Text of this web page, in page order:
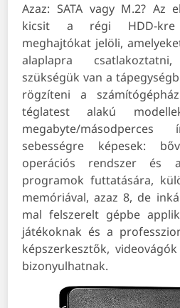
Azaz: SATA vagy M.2? Az
kicsit a régi HDD-kre
meghajtókat jelöli,
alaplapra
szükségük van a
rögzíteni a
téglatest alakú
megabyte/
sebességre képesek:
operációs rendszer és
programok futtatására,
memóriával, azaz 8, de
mal felszerelt gépbe
játékoknak és a
képszerkesztők,
bizonyulhatnak.